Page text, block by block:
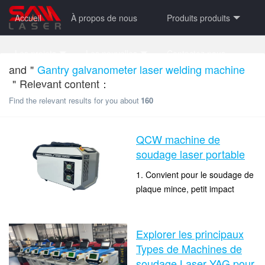
Accueil À propos de nous Produits produits
noyau
and＂ Gantry galvanometer laser welding machine
＂Relevant content：
Find the relevant results for you about 160
QCW machine de
soudage laser portable
1. Convient pour le soudage de
plaque mince, petit impact
de soudure.2. La vitesse rapide
...
Explorer les principaux
Types de Machines de